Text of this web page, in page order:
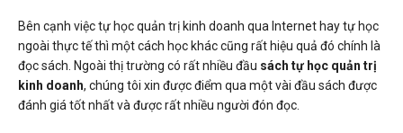
Bên cạnh việc tự học quản trị kinh doanh qua Internet hay tự học
ngoài thực tế thì một cách học khác cũng rất hiệu quả đó chính là
đọc sách. Ngoài thị trường có rất nhiều đầu sách tự học quản trị
kinh doanh, chúng tôi xin được điểm qua một vài đầu sách được
đánh giá tốt nhất và được rất nhiều người đón đọc.